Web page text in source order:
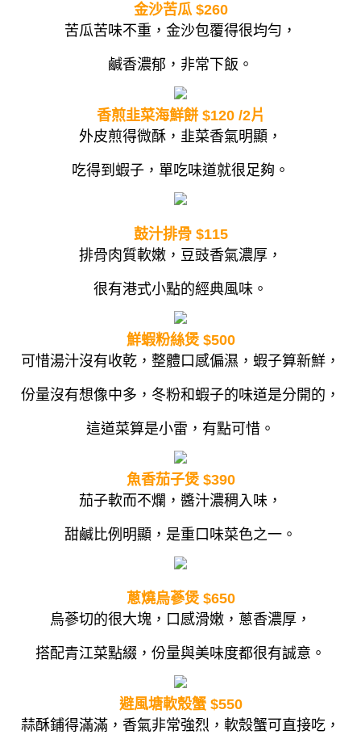
金沙苦瓜 $260
苦瓜苦味不重，金沙包覆得很均勻，
鹹香濃郁，非常下飯。
香煎韭菜海鮮餅 $120 /2片
外皮煎得微酥，韭菜香氣明顯，
吃得到蝦子，單吃味道就很足夠。
鼓汁排骨 $115
排骨肉質軟嫩，豆豉香氣濃厚，
很有港式小點的經典風味。
鮮蝦粉絲煲 $500
可惜湯汁沒有收乾，整體口感偏濕，蝦子算新鮮，
份量沒有想像中多，冬粉和蝦子的味道是分開的，
這道菜算是小雷，有點可惜。
魚香茄子煲 $390
茄子軟而不爛，醬汁濃稠入味，
甜鹹比例明顯，是重口味菜色之一。
蔥燒烏蔘煲 $650
烏蔘切的很大塊，口感滑嫩，蔥香濃厚，
搭配青江菜點綴，份量與美味度都很有誠意。
避風塘軟殼蟹 $550
蒜酥鋪得滿滿，香氣非常強烈，軟殼蟹可直接吃，